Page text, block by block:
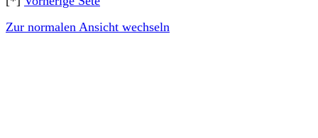
Zur normalen Ansicht wechseln